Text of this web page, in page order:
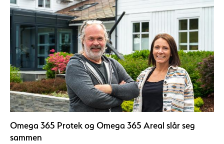
Omega 365 Protek og Omega 365 Areal slår seg
sammen